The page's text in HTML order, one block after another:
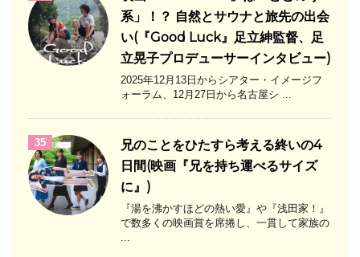
系」！？ 自然とサウナと旅先の出会
い(『Good Luck』足立紳監督、足
立晃子プロデューサーインタビュー)
2025年12月13日からシアター・イメージフ
ォーラム、12月27日から名古屋シ ...
35
兄のことをひたすら考える終いの4
日間(映画『兄を持ち運べるサイズ
に』)
『湯を沸かすほどの熱い愛』や『浅田家！』
で数多くの映画賞を席捲し、一貫して家族の